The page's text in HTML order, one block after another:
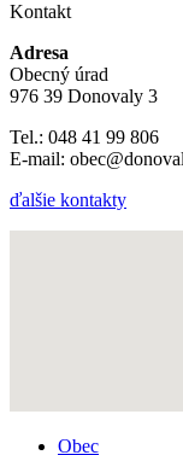
Kontakt
Adresa
Obecný úrad
976 39 Donovaly 3
Tel.: 048 41 99 806
E-mail:
ďalšie kontakty
Obec